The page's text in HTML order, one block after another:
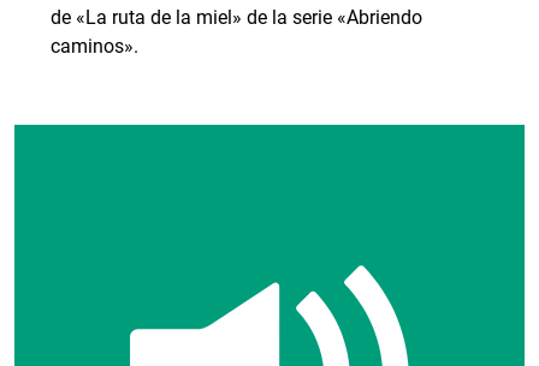
de «La ruta de la miel» de la serie «Abriendo
caminos».